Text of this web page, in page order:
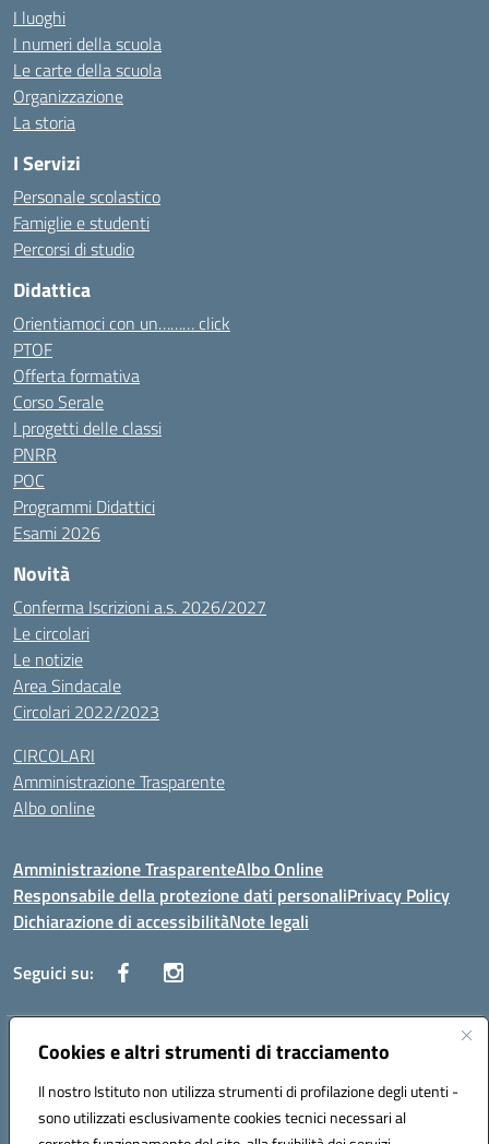
Cookies e altri strumenti di tracciamento
Il nostro Istituto non utilizza strumenti di profilazione degli utenti -
sono utilizzati esclusivamente cookies tecnici necessari al
I luoghi
I numeri della scuola
Le carte della scuola
Organizzazione
La storia
I Servizi
Personale scolastico
Famiglie e studenti
Percorsi di studio
Didattica
Orientiamoci con un……… click
PTOF
Offerta formativa
Corso Serale
I progetti delle classi
PNRR
POC
Programmi Didattici
Esami 2026
Novità
Conferma Iscrizioni a.s. 2026/2027
Le circolari
Le notizie
Area Sindacale
Circolari 2022/2023
CIRCOLARI
Amministrazione Trasparente
Albo online
Amministrazione TrasparenteAlbo Online
Responsabile della protezione dati personaliPrivacy Policy
Dichiarazione di accessibilitàNote legali
Seguici su:
Indirizzo:Corso Vittorio Emanuele, 27 90133 - Palermo
Posta elettronica certificata (PEC):pais03600r@pec.istruzione.it
Codice fiscale: 97308550827